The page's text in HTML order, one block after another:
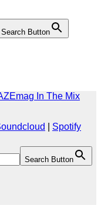
Search Button
Search Button
In The Mix
Spotify